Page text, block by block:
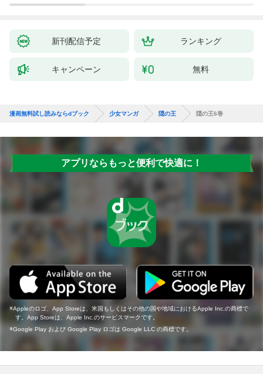
新刊配信予定 ランキング
キャンペーン 無料
漫画無料試し読みならdブック 少女マンガ 隠の王 隠の王6巻
アプリならもっと便利で快適に！
Appleのロゴ、App Storeは、米国もしくはその他の国や地域におけるApple Inc.の商標で
す。App Storeは、Apple Inc.のサービスマークです。
Google Play および Google Play ロゴは Google LLC の商標です。